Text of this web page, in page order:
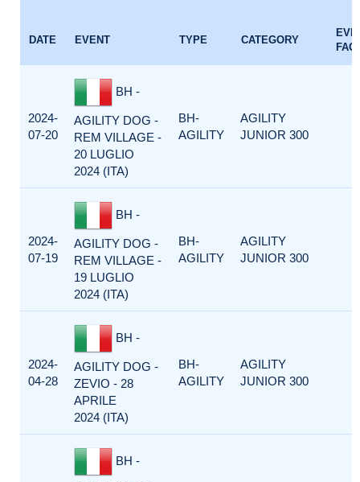
DATE EVENT TYPE CATEGORY
2024-
07-20
BH -
AGILITY DOG -
REM VILLAGE -
20 LUGLIO
2024 (ITA)
BH-
AGILITY
AGILITY
JUNIOR 300
2024-
07-19
BH -
AGILITY DOG -
REM VILLAGE -
19 LUGLIO
2024 (ITA)
BH-
AGILITY
AGILITY
JUNIOR 300
2024-
04-28
BH -
AGILITY DOG -
ZEVIO - 28
APRILE
2024 (ITA)
BH-
AGILITY
AGILITY
JUNIOR 300
BH -